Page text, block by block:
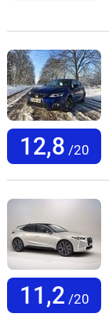
12,8 /20
11,2 /20